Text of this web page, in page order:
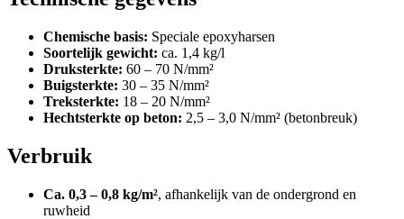
Chemische basis: Speciale epoxyharsen
Soortelijk gewicht: ca. 1,4 kg/l
Druksterkte: 60 – 70 N/mm²
Buigsterkte: 30 – 35 N/mm²
Treksterkte: 18 – 20 N/mm²
Hechtsterkte op beton: 2,5 – 3,0 N/mm² (betonbreuk)
Verbruik
Ca. 0,3 – 0,8 kg/m², afhankelijk van de ondergrond en
ruwheid